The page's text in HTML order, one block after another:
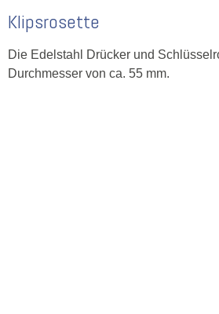
Klipsrosette
Die Edelstahl Drücker und
Durchmesser von ca. 55 mm.